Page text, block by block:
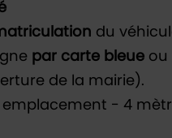
du
par carte bleue ou
de la mairie).
emplacement - 4